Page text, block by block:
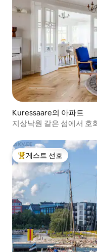
Kuressaare의 아파트
지상낙원 같은 섬에서 호
상위 게스트 선호
게스트 선호